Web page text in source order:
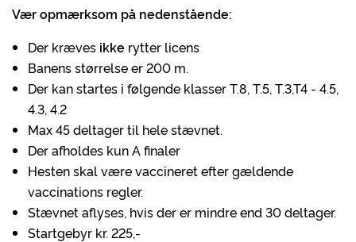
Vær opmærksom på nedenstående:
Der kræves ikke rytter licens
Banens størrelse er 200 m.
Der kan startes i følgende klasser T.8, T.5, T.3,T4 - 4.5,
4.3, 4.2
Max 45 deltager til hele stævnet.
Der afholdes kun A finaler
Hesten skal være vaccineret efter gældende
vaccinations regler.
Stævnet aflyses, hvis der er mindre end 30 deltager.
Startgebyr kr. 225,-